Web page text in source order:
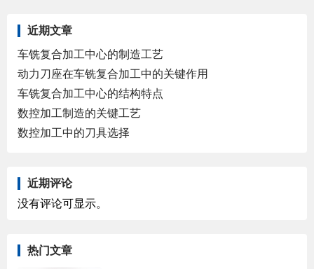
近期文章
车铣复合加工中心的制造工艺
动力刀座在车铣复合加工中的关键作用
车铣复合加工中心的结构特点
数控加工制造的关键工艺
数控加工中的刀具选择
近期评论
没有评论可显示。
热门文章